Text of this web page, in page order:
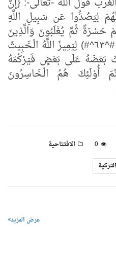
لِيَصُدُّوا عَن سَبِيلِ اللَّهِ
حَسْرَةً ثُمَّ يُغْلَبُونَ وَالَّذِينَ
كَفَرُوا إلَى جَهَنَّمَ يُحْشَرُونَ #^٦٣^#) لِيَمِيزَ اللَّهُ الْـخَبِيثَ
بَعْضَهُ عَلَى بَعْضٍ فَيَرْكُمَهُ
أُوْلَئِكَ هُمُ الْـخَاسِرُونَ
0
الافتتاحية
عرض المزيد